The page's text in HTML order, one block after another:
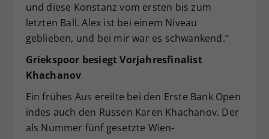
und diese Konstanz vom ersten bis zum
letzten Ball. Alex ist bei einem Niveau
geblieben, und bei mir war es schwankend.“
Griekspoor besiegt Vorjahresfinalist
Khachanov
Ein frühes Aus ereilte bei den Erste Bank Open
indes auch den Russen Karen Khachanov. Der
als Nummer fünf gesetzte Wien-